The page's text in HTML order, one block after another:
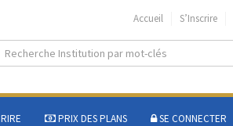
Accueil S’Inscrire
PRIX DES PLANS SE CONNECTER